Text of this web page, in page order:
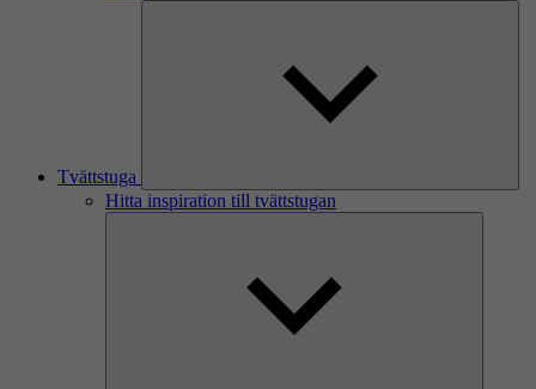
Tvättstuga
Hitta inspiration till tvättstugan